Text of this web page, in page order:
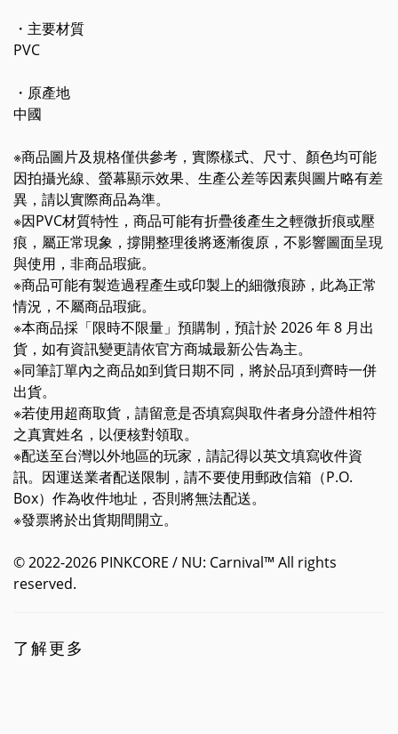
・主要材質
PVC
・原產地
中國
※商品圖片及規格僅供參考，實際樣式、尺寸、顏色均可能
因拍攝光線、螢幕顯示效果、生產公差等因素與圖片略有差
異，請以實際商品為準。
※因PVC材質特性，商品可能有折疊後產生之輕微折痕或壓
痕，屬正常現象，撐開整理後將逐漸復原，不影響圖面呈現
與使用，非商品瑕疵。
※商品可能有製造過程產生或印製上的細微痕跡，此為正常
情況，不屬商品瑕疵。
※本商品採「限時不限量」預購制，預計於 2026 年 8 月出
貨，如有資訊變更請依官方商城最新公告為主。
※同筆訂單內之商品如到貨日期不同，將於品項到齊時一併
出貨。
※若使用超商取貨，請留意是否填寫與取件者身分證件相符
之真實姓名，以便核對領取。
※配送至台灣以外地區的玩家，請記得以英文填寫收件資
訊。因運送業者配送限制，請不要使用郵政信箱（P.O.
Box）作為收件地址，否則將無法配送。
※發票將於出貨期間開立。
© 2022-2026 PINKCORE / NU: Carnival™ All rights
reserved.
了解更多